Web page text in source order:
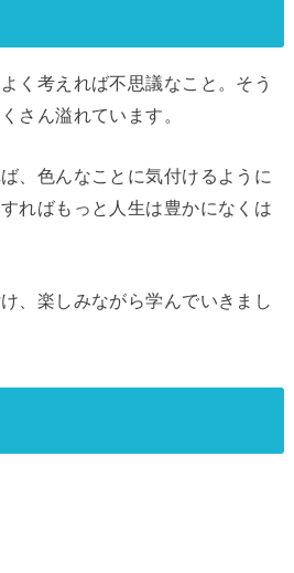
く考えれば不思議なこと。そう
さん溢れています。
、色んなことに気付けるように
ればもっと人生は豊かになくは
、楽しみながら学んでいきまし